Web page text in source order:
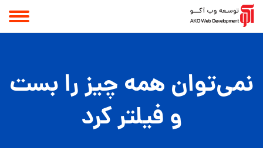
نمی‌توان همه چیز را بست
و فیلتر کرد